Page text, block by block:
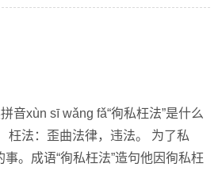
音xùn sī wǎng fǎ“徇私枉法”是什么
枉法：歪曲法律，违法。 为了私
。成语“徇私枉法”造句他因徇私枉